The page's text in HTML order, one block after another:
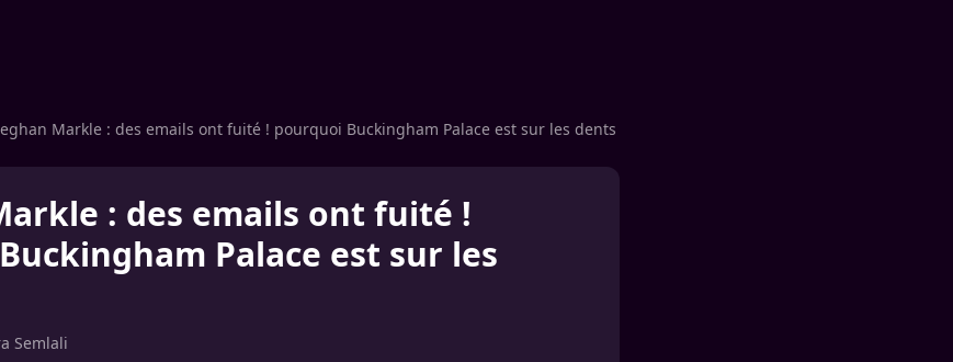
Markle : des emails ont fuité ! pourquoi Buckingham Palace est sur les dents
: des emails ont fuité !
Palace est sur les
Semlali